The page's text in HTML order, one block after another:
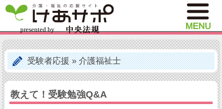
受験者応援»介護福祉士
教えて！受験勉強Q&A